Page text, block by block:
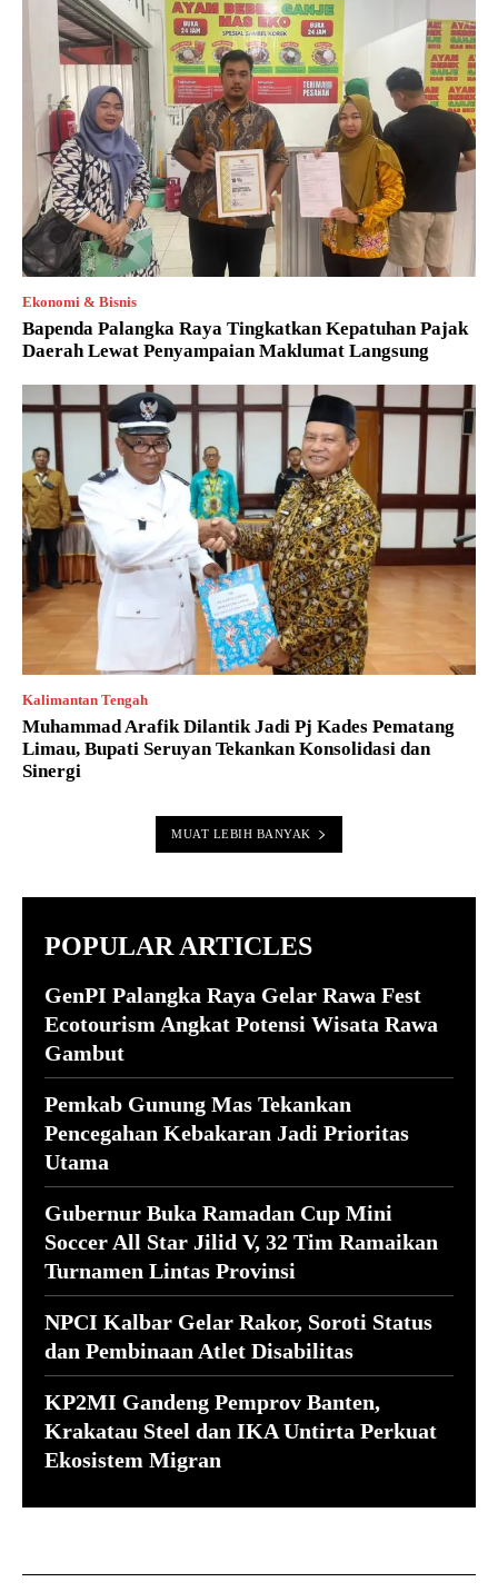
Ekonomi & Bisnis
Bapenda Palangka Raya Tingkatkan Kepatuhan Pajak
Daerah Lewat Penyampaian Maklumat Langsung
Kalimantan Tengah
Muhammad Arafik Dilantik Jadi Pj Kades Pematang
Limau, Bupati Seruyan Tekankan Konsolidasi dan
Sinergi
MUAT LEBIH BANYAK
POPULAR ARTICLES
GenPI Palangka Raya Gelar Rawa Fest
Ecotourism Angkat Potensi Wisata Rawa
Gambut
Pemkab Gunung Mas Tekankan
Pencegahan Kebakaran Jadi Prioritas
Utama
Gubernur Buka Ramadan Cup Mini
Soccer All Star Jilid V, 32 Tim Ramaikan
Turnamen Lintas Provinsi
NPCI Kalbar Gelar Rakor, Soroti Status
dan Pembinaan Atlet Disabilitas
KP2MI Gandeng Pemprov Banten,
Krakatau Steel dan IKA Untirta Perkuat
Ekosistem Migran